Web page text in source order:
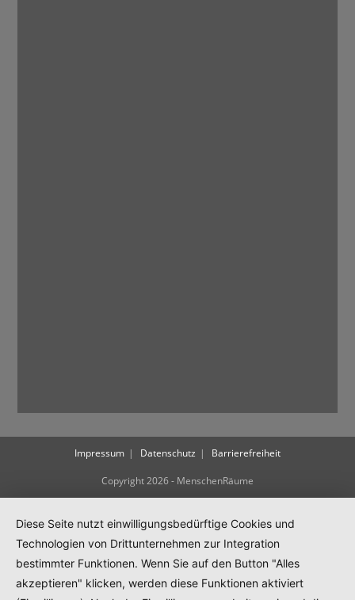
Impressum Datenschutz Barrierefreiheit
Copyright 2026 - MenschenRäume
Diese Seite nutzt einwilligungsbedürftige Cookies und
Technologien von Drittunternehmen zur Integration
bestimmter Funktionen. Wenn Sie auf den Button "Alles
akzeptieren" klicken, werden diese Funktionen aktiviert